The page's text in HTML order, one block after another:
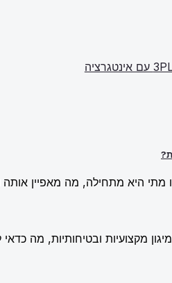
היא מתחילה, מה מאפיין אותה
מקצועיות ובטיחותיות, מה כדאי